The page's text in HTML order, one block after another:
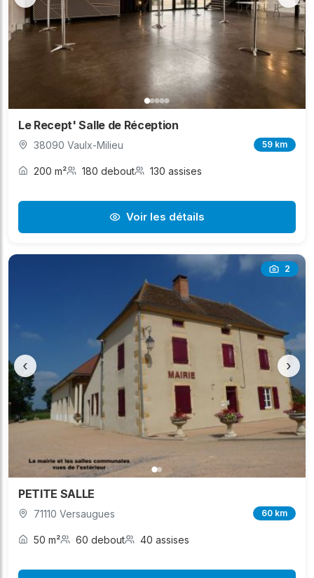
Le Recept' Salle de Réception
38090 Vaulx-Milieu 59 km
200 m² 180 debout 130 assises
Voir les détails
2
‹ ›
PETITE SALLE
71110 Versaugues 60 km
50 m² 60 debout 40 assises